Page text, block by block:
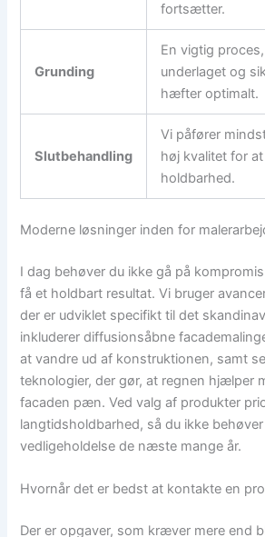
fortsætter.
Grunding
En vigtig
underlaget og
hæfter optimalt.
Slutbehandling
Vi påfører
høj kvalitet for
holdbarhed.
Moderne løsninger inden for
I dag behøver du ikke gå på
få et holdbart resultat. Vi bruger
der er udviklet specifikt til det
inkluderer diffusionsåbne
at vandre ud af konstruktionen, samt
teknologier, der gør, at regnen hjælper
facaden pæn. Ved valg af produkter
langtidsholdbarhed, så du ikke
vedligeholdelse de næste mange år.
Hvornår det er bedst at kontakte en
Der er opgaver, som kræver mere end